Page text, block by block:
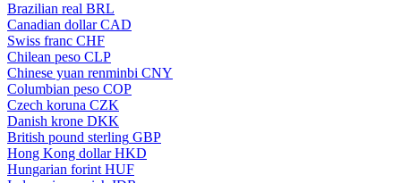
Brazilian real BRL
Canadian dollar CAD
Swiss franc CHF
Chilean peso CLP
Chinese yuan renminbi CNY
Columbian peso COP
Czech koruna CZK
Danish krone DKK
British pound sterling GBP
Hong Kong dollar HKD
Hungarian forint HUF